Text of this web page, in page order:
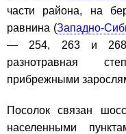
части района, на
равнина (Западно-
— 254, 263 и 268
разнотравная
прибрежными
Посолок связан
населенными